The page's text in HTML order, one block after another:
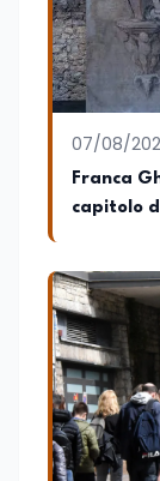
07/08/
Franca
capitolo